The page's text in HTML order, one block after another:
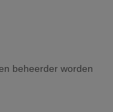
beheerder worden